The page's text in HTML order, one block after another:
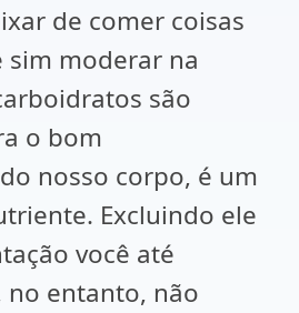
de comer coisas
moderar na
são
o bom
nosso corpo, é um
Excluindo ele
você até
no entanto, não